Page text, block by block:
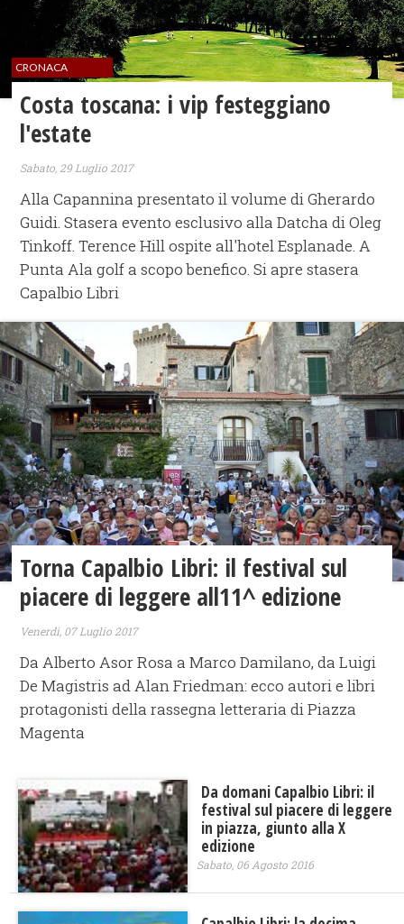
CRONACA
Costa toscana: i vip festeggiano
l'estate
Sabato, 29 Luglio 2017
Alla Capannina presentato il volume di Gherardo
Guidi. Stasera evento esclusivo alla Datcha di Oleg
Tinkoff. Terence Hill ospite all'hotel Esplanade. A
Punta Ala golf a scopo benefico. Si apre stasera
Capalbio Libri
Torna Capalbio Libri: il festival sul
piacere di leggere all11^ edizione
Venerdì, 07 Luglio 2017
Da Alberto Asor Rosa a Marco Damilano, da Luigi
De Magistris ad Alan Friedman: ecco autori e libri
protagonisti della rassegna letteraria di Piazza
Magenta
Da domani Capalbio Libri: il
festival sul piacere di leggere
in piazza, giunto alla X
edizione
Sabato, 06 Agosto 2016